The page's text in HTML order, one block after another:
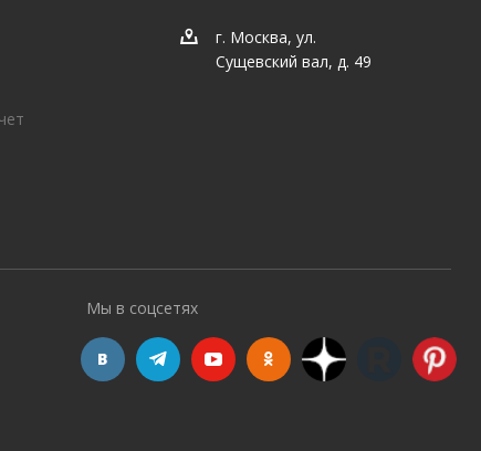
г. Москва, ул.
Сущевский вал, д. 49
Мы в соцсетях